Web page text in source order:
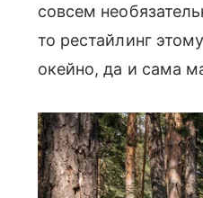
совсем
то рестайлинг этому
окейно, да и сама